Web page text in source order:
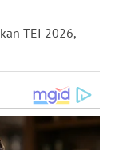
TEI 2026,